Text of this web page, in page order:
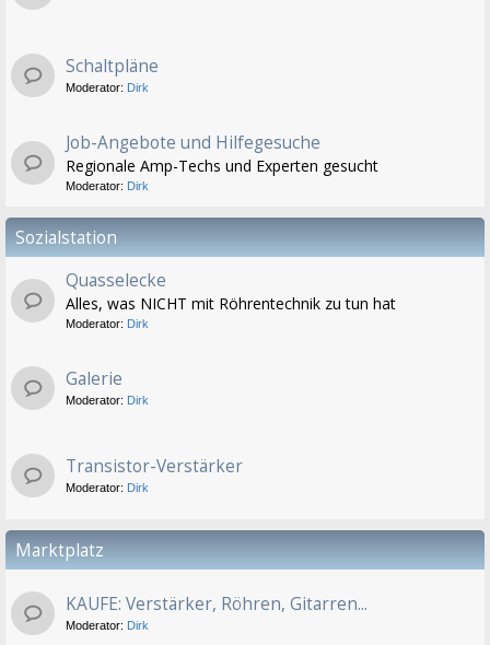
Schaltpläne
Moderator: Dirk
Job-Angebote und Hilfegesuche
Regionale Amp-Techs und Experten gesucht
Moderator: Dirk
Sozialstation
Quasselecke
Alles, was NICHT mit Röhrentechnik zu tun hat
Moderator: Dirk
Galerie
Moderator: Dirk
Transistor-Verstärker
Moderator: Dirk
Marktplatz
KAUFE: Verstärker, Röhren, Gitarren...
Moderator: Dirk